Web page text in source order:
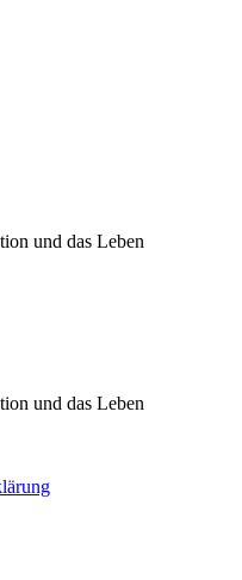
und das Leben
und das Leben